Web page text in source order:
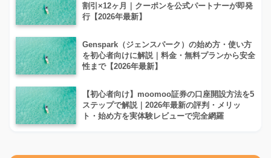
割引×12ヶ月｜クーポンを公式パートナーが即発
行【2026年最新】
Genspark（ジェンスパーク）の始め方・使い方
を初心者向けに解説｜料金・無料プランから安全
性まで【2026年最新】
【初心者向け】moomoo証券の口座開設方法を5
ステップで解説｜2026年最新の評判・メリッ
ト・始め方を実体験レビューで完全網羅